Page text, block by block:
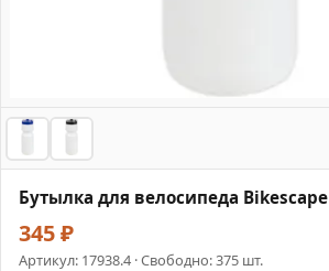
Бутылка для велосипеда Bikescape
345 ₽
Артикул: 17938.4 · Свободно: 375 шт.